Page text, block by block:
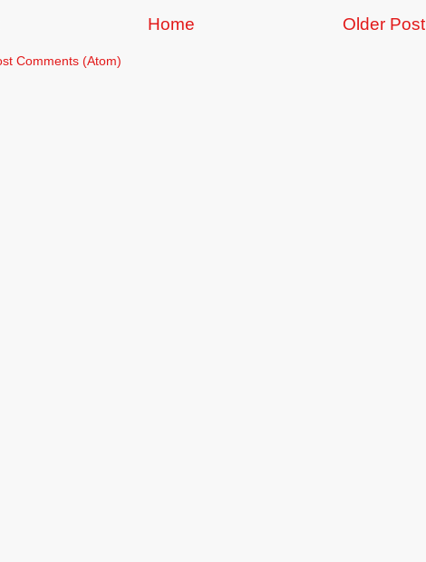
Older Post
Home
Comments (Atom)